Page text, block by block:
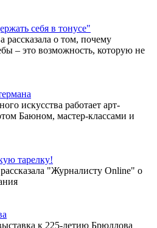
себя в тонусе"
рассказала о том, почему
– это возможность, которую не
искусства работает арт-
Баюном, мастер-классами и
тарелку!
"Журналисту Online" о
к 225-летию Брюллова